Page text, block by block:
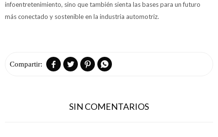
infoentretenimiento, sino que también sienta las bases para un futuro
más conectado y sostenible en la industria automotriz.
   
SIN COMENTARIOS